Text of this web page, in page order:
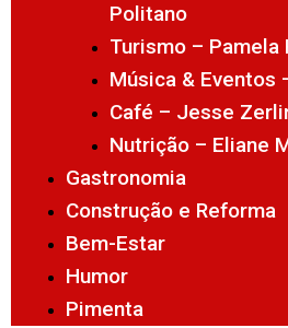
Politano
Turismo – Pamela
Música & Eventos
Café – Jesse
Nutrição – Eliane
Gastronomia
Construção e Reforma
Bem-Estar
Humor
Pimenta